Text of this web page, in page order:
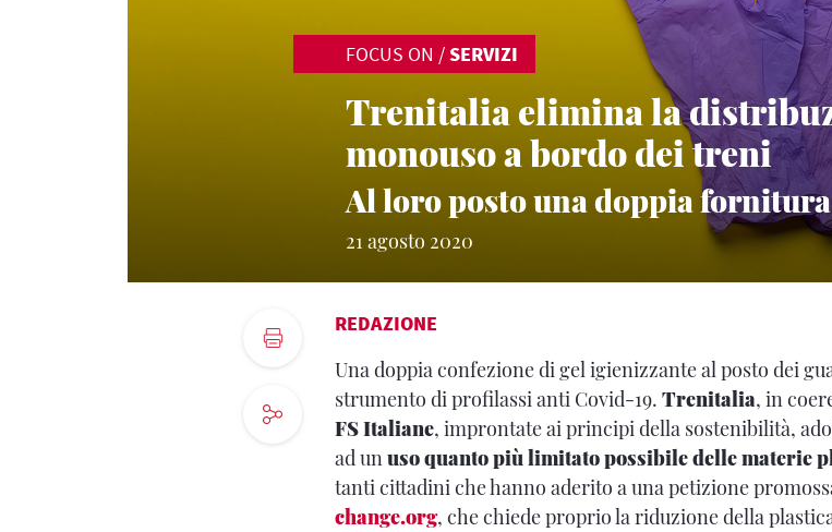
FOCUS ON /SERVIZI
Trenitalia elimina la
monouso a bordo dei treni
Al loro posto una doppia
21 agosto 2020
REDAZIONE
Una doppia confezione di gel igienizzante al posto dei
strumento di profilassi anti Covid-19. Trenitalia, in
FS Italiane, improntate ai principi della sostenibilità,
ad unuso quanto più limitato possibile delle materie
tanti cittadini che hanno aderito a una petizione
change.org, che chiede proprio la riduzione della